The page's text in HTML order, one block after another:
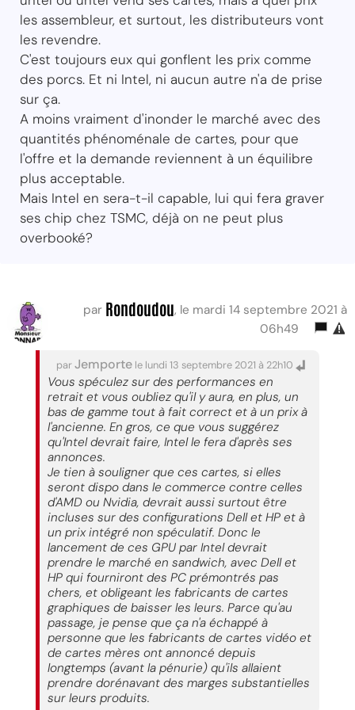
les assembleur, et surtout, les distributeurs vont
les revendre.
C'est toujours eux qui gonflent les prix comme
des porcs. Et ni Intel, ni aucun autre n'a de prise
sur ça.
A moins vraiment d'inonder le marché avec des
quantités phénoménale de cartes, pour que
l'offre et la demande reviennent à un équilibre
plus acceptable.
Mais Intel en sera-t-il capable, lui qui fera graver
ses chip chez TSMC, déjà on ne peut plus
overbooké?
par Rondoudou, le mardi 14 septembre 2021 à
06h49
parJemporte le lundi 13 septembre 2021 à 22h10
Vous spéculez sur des performances en
retrait et vous oubliez qu'il y aura, en plus, un
bas de gamme tout à fait correct et à un prix à
l'ancienne. En gros, ce que vous suggérez
qu'Intel devrait faire, Intel le fera d'après ses
annonces.
Je tien à souligner que ces cartes, si elles
seront dispo dans le commerce contre celles
d'AMD ou Nvidia, devrait aussi surtout être
incluses sur des configurations Dell et HP et à
un prix intégré non spéculatif. Donc le
lancement de ces GPU par Intel devrait
prendre le marché en sandwich, avec Dell et
HP qui fourniront des PC prémontrés pas
chers, et obligeant les fabricants de cartes
graphiques de baisser les leurs. Parce qu'au
passage, je pense que ça n'a échappé à
personne que les fabricants de cartes vidéo et
de cartes mères ont annoncé depuis
longtemps (avant la pénurie) qu'ils allaient
prendre dorénavant des marges substantielles
sur leurs produits.